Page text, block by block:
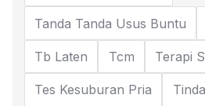
Tanda Tanda Usus Buntu
Tb Laten Tcm Terapi
Tes Kesuburan Pria